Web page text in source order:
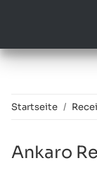
Startseite
Ankaro